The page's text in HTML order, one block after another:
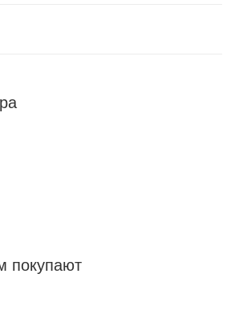
покупают